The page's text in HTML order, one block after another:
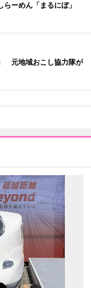
らーめん「まるにぼ」
元地域おこし協力隊が